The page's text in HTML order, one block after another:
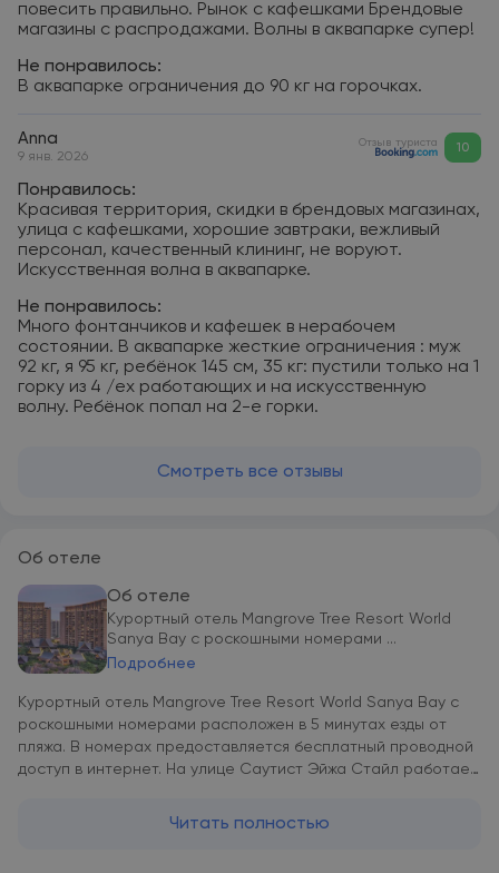
повесить правильно. Рынок с кафешками Брендовые
магазины с распродажами. Волны в аквапарке супер!
Не понравилось:
В аквапарке ограничения до 90 кг на горочках.
Anna
9 янв. 2026
Отзыв туриста 10
Понравилось:
Красивая территория, скидки в брендовых магазинах,
улица с кафешками, хорошие завтраки, вежливый
персонал, качественный клининг, не воруют.
Искусственная волна в аквапарке.
Не понравилось:
Много фонтанчиков и кафешек в нерабочем
состоянии. В аквапарке жесткие ограничения : муж
92 кг, я 95 кг, ребёнок 145 см, 35 кг: пустили только на 1
горку из 4 /ех работающих и на искусственную
волну. Ребёнок попал на 2-е горки.
Смотреть все отзывы
Об отеле
Об отеле
Курортный отель Mangrove Tree Resort World
Sanya Bay с роскошными номерами ...
Подробнее
Курортный отель Mangrove Tree Resort World Sanya Bay с
роскошными номерами расположен в 5 минутах езды от
пляжа. В номерах предоставляется бесплатный проводной
доступ в интернет. На улице Саутист Эйжа Стайл работает
художественные выставки, бары и магазины. От курортного
Читать полностью